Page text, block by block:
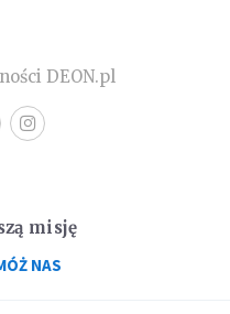
DEON.pl
misję
NAS